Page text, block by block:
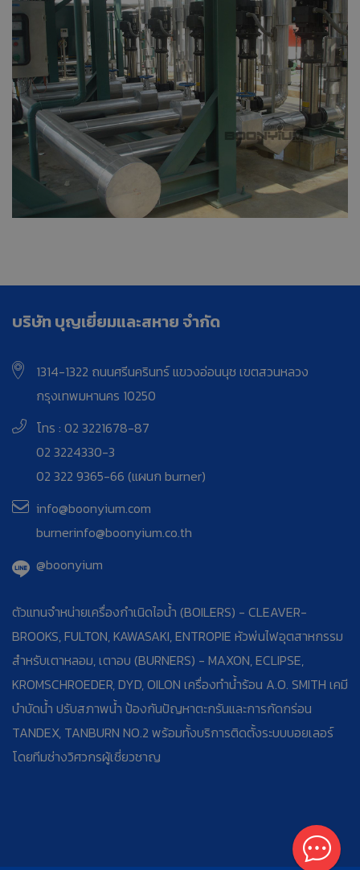
บริษัท บุญเยี่ยมและสหาย จำกัด
1314-1322 ถนนศรีนครินทร์ แขวงอ่อนนุช เขตสวนหลวง
กรุงเทพมหานคร 10250
โทร : 02 3221678-87
02 3224330-3
02 322 9365-66 (แผนก burner)
info@boonyium.com
burnerinfo@boonyium.co.th
@boonyium
ตัวแทนจำหน่ายเครื่องกำเนิดไอน้ำ (BOILERS) - CLEAVER-
BROOKS, FULTON, KAWASAKI, ENTROPIE หัวพ่นไฟอุตสาหกรรม
สำหรับเตาหลอม, เตาอบ (BURNERS) - MAXON, ECLIPSE,
KROMSCHROEDER, DYD, OILON เครื่องทำน้ำร้อน A.O. SMITH เคมี
บำบัดน้ำ ปรับสภาพน้ำ ป้องกันปัญหาตะกรันและการกัดกร่อน
TANDEX, TANBURN NO.2 พร้อมทั้งบริการติดตั้งระบบบอยเลอร์
โดยทีมช่างวิศวกรผู้เชี่ยวชาญ